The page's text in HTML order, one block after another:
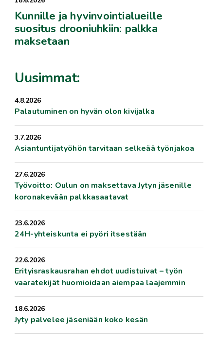
Kunnille ja hyvinvointialueille
suositus drooniuhkiin: palkka
maksetaan
Uusimmat:
4.8.2026
Palautuminen on hyvän olon kivijalka
3.7.2026
Asiantuntijatyöhön tarvitaan selkeää työnjakoa
27.6.2026
Työvoitto: Oulun on maksettava Jytyn jäsenille
koronakevään palkkasaatavat
23.6.2026
24H-yhteiskunta ei pyöri itsestään
22.6.2026
Erityisraskausrahan ehdot uudistuivat – työn
vaaratekijät huomioidaan aiempaa laajemmin
18.6.2026
Jyty palvelee jäseniään koko kesän